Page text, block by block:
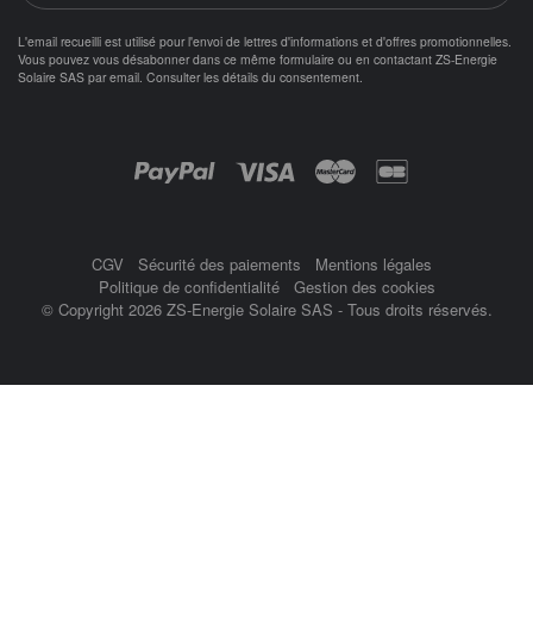
L'email recueilli est utilisé pour l'envoi de lettres d'informations et d'offres promotionnelles.
Vous pouvez vous désabonner dans ce même formulaire ou en contactant ZS-Energie
Solaire SAS paremail Consulter les détails du consentement.
CGV Sécurité des paiements
Mentions légales
Politique de confidentialité
Gestion des cookies
© Copyright 2026 ZS-Energie Solaire SAS - Tous droits réservés.